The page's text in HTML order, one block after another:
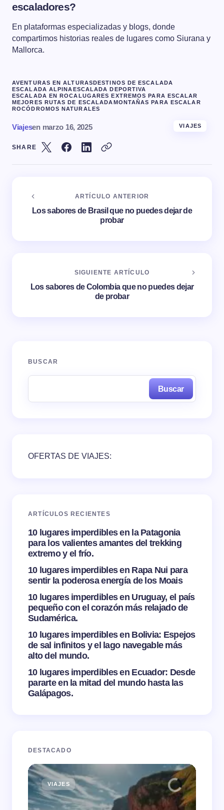
escaladores?
En plataformas especializadas y blogs, donde
compartimos historias reales de lugares como Siurana y
Mallorca.
AVENTURAS EN ALTURAS DESTINOS DE ESCALADA
ESCALADA ALPINA ESCALADA DEPORTIVA
ESCALADA EN ROCA LUGARES EXTREMOS PARA ESCALAR
MEJORES RUTAS DE ESCALADA MONTAÑAS PARA ESCALAR
ROCÓDROMOS NATURALES
Viajesen marzo 16, 2025 VIAJES
SHARE
ARTÍCULO ANTERIOR
Los sabores de Brasil que no puedes dejar de
probar
SIGUIENTE ARTÍCULO
Los sabores de Colombia que no puedes dejar
de probar
BUSCAR
Buscar
OFERTAS DE VIAJES:
ARTÍCULOS RECIENTES
10 lugares imperdibles en la Patagonia
para los valientes amantes del trekking
extremo y el frío.
10 lugares imperdibles en Rapa Nui para
sentir la poderosa energía de los Moais
10 lugares imperdibles en Uruguay, el país
pequeño con el corazón más relajado de
Sudamérica.
10 lugares imperdibles en Bolivia: Espejos
de sal infinitos y el lago navegable más
alto del mundo.
10 lugares imperdibles en Ecuador: Desde
pararte en la mitad del mundo hasta las
Galápagos.
DESTACADO
VIAJES